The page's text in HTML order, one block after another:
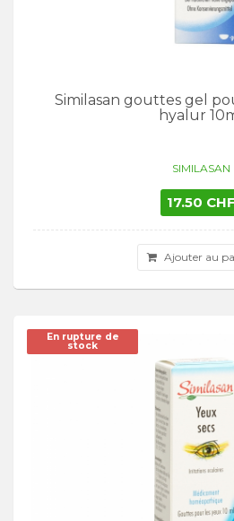
Similasan gouttes gel
hyalur
SIMILASAN
17.50 CHF
Ajouter au
En rupture de
stock